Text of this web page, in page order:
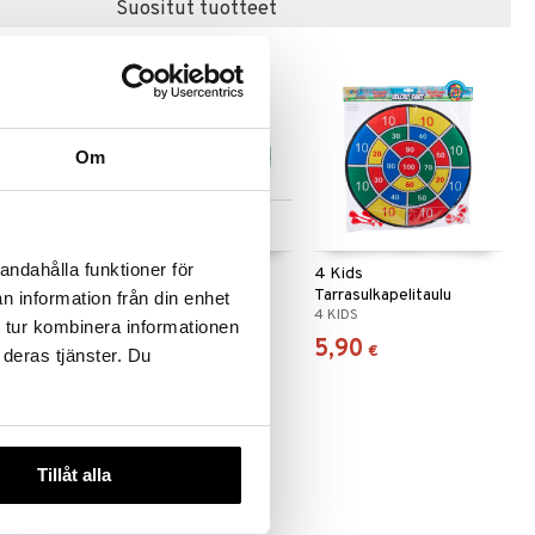
Om
funktioner för
information från din enhet
kombinera informationen
tjänster. Du
Tillåt alla
Suositut tuotteet
Ball Waboba Original
8,90
uutuus
4 Kids
Tarrasulkapelitaulu
4 KIDS
5,90 €